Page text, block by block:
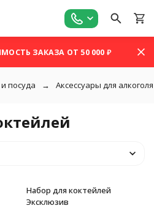
ЗАКАЗА ОТ 50 000 ₽
посуда Аксессуары для алкоголя
Набор для коктейлей
Эксклюзив